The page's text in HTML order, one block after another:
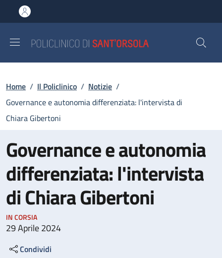
al contenuto principale
to footer content
Briciole di pane
Home / Il Policlinico / Notizie /
Governance e autonomia differenziata: l'intervista di
Chiara Gibertoni
Governance e autonomia
differenziata: l'intervista
di Chiara Gibertoni
IN CORSIA
29 Aprile 2024
Condividi